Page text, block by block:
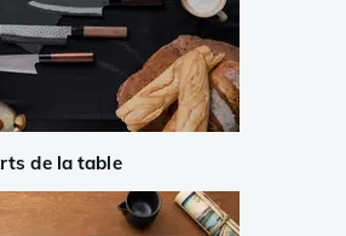
de la table